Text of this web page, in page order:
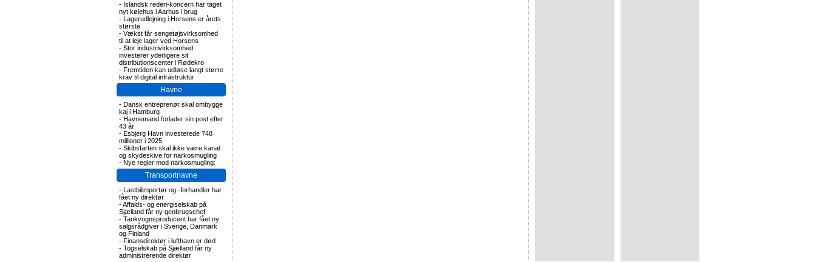
- Islandsk rederi-koncern har taget
nyt kølehus i Aarhus i brug
- Lagerudlejning i Horsens er årets
største
- Vækst får sengetøjsvirksomhed
til at leje lager ved Horsens
- Stor industrivirksomhed
investerer yderligere sit
distributionscenter i Rødekro
- Fremtiden kan udløse langt større
krav til digital infrastruktur
Havne
- Dansk entreprenør skal ombygge
kaj i Hamburg
- Havnemand forlader sin post efter
43 år
- Esbjerg Havn investerede 748
millioner i 2025
- Skibsfarten skal ikke være kanal
og skydeskive for narkosmugling
- Nye regler mod narkosmugling:
Transportnavne
- Lastbilimportør og -forhandler har
fået ny direktør
-Affalds- og energiselskab på
Sjælland får ny genbrugschef
- Tankvognsproducent har fået ny
salgsrådgiver i Sverige, Danmark
og Finland
- Finansdirektør i lufthavn er død
- Togselskab på Sjælland får ny
administrerende direktør